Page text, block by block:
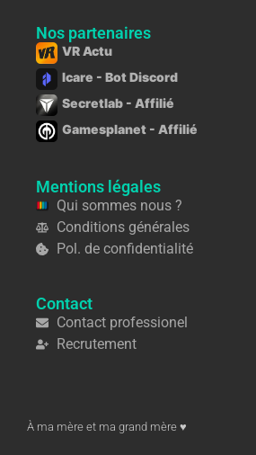
Nos partenaires
VR Actu
Icare - Bot Discord
Secretlab - Affilié
Gamesplanet - Affilié
Mentions légales
Qui sommes nous ?
Conditions générales
Pol. de confidentialité
Contact
Contact professionel
Recrutement
À ma mère et ma grand mère ♥︎